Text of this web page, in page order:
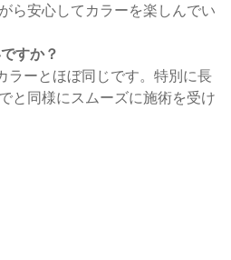
ら安心してカラーを楽しんでい
すか？
ラーとほぼ同じです。特別に長
と同様にスムーズに施術を受け